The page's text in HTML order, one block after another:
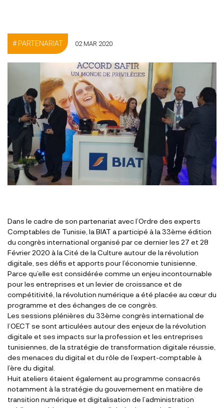
PARTENARIAT 02 MAR 2020
Dans le cadre de son partenariat avec l’Ordre des experts
Comptables de Tunisie, la BIAT a participé à la 33ème édition
du congrès international organisé par ce dernier les 27 et 28
Février 2020 à la Cité de la Culture autour de la révolution
digitale, ses défis et apports pour l’économie tunisienne.
Parce qu’elle est considérée comme un enjeu incontournable
pour les entreprises et un levier de croissance et de
compétitivité, la révolution numérique a été placée au cœur du
programme et des échanges de ce congrès.
Les sessions plénières du 33ème congrès international de
l’OECT se sont articulées autour des enjeux de la révolution
digitale et ses impacts sur la profession et les entreprises
tunisiennes, de la stratégie de transformation digitale réussie,
des menaces du digital et du rôle de l’expert-comptable à
l’ère du digital.
Huit ateliers étaient également au programme consacrés
notamment à la stratégie du gouvernement en matière de
transition numérique et digitalisation de l’administration